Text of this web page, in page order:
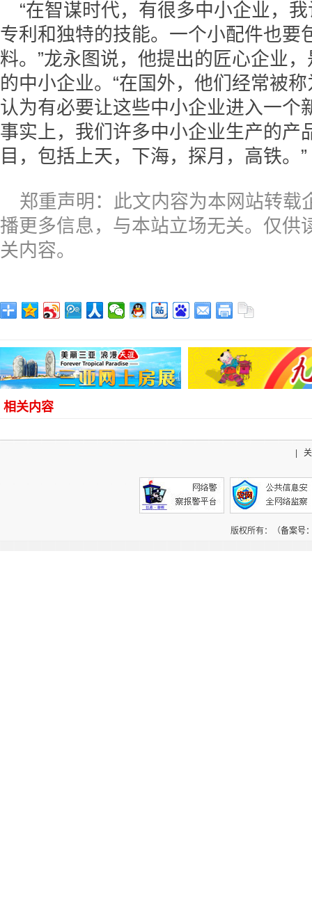
“在智谋时代，有很多中小企业，
专利和独特的技能。一个小配件也要
料。”龙永图说，他提出的匠心企业
的中小企业。“在国外，他们经常被
认为有必要让这些中小企业进入一个
事实上，我们许多中小企业生产的产
目，包括上天，下海，探月，高铁。”
郑重声明：此文内容为本网站转载
播更多信息，与本站立场无关。仅供
关内容。
相关内容
版权所有：（备案号